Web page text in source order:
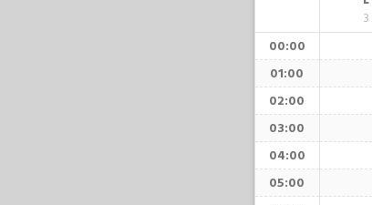
3
00:00
01:00
02:00
03:00
04:00
05:00